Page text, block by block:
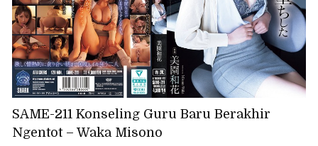
SAME-211 Konseling Guru Baru Berakhir
Ngentot – Waka Misono